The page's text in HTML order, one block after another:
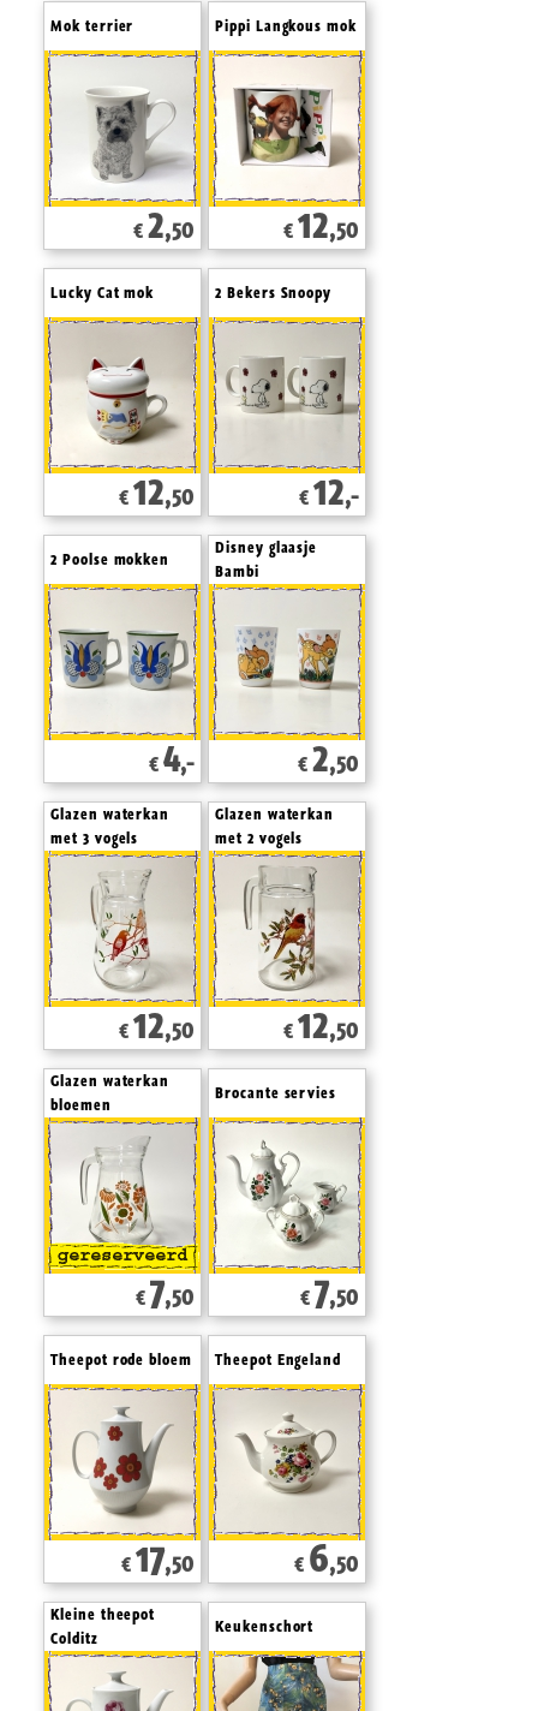
Mok terrier
€ 2,50
Pippi Langkous mok
€ 12,50
Lucky Cat mok
€ 12,50
2 Bekers Snoopy
€ 12,-
2 Poolse mokken
€ 4,-
Disney glaasje
Bambi
€ 2,50
Glazen waterkan
met 3 vogels
€ 12,50
Glazen waterkan
met 2 vogels
€ 12,50
Glazen waterkan
bloemen
€ 7,50
Brocante servies
€ 7,50
Theepot rode bloem
€ 17,50
Theepot Engeland
€ 6,50
Kleine theepot
Colditz
Keukenschort